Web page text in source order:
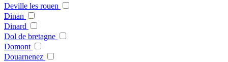
Deville les rouen
Dinan
Dinard
Dol de bretagne
Domont
Douarnenez